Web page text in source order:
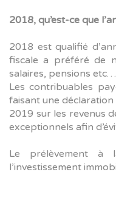
2018, qu’est-ce que
2018 est qualifié
fiscale a préféré de
salaires, pensions
Les contribuables
faisant une
2019 sur les revenus
exceptionnels afin
Le prélèvement à
l’investissement